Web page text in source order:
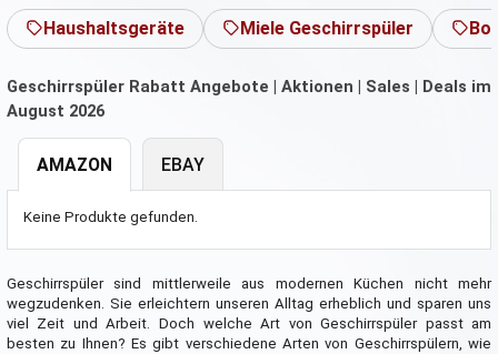
Haushaltsgeräte Miele Geschirrspüler
Geschirrspüler Rabatt Angebote | Aktionen | Sales | Deals im
August 2026
AMAZON
Keine Produkte gefunden.
EBAY
Geschirrspüler sind mittlerweile aus modernen Küchen nicht mehr
wegzudenken. Sie erleichtern unseren Alltag erheblich und sparen uns
viel Zeit und Arbeit. Doch welche Art von Geschirrspüler passt am
besten zu Ihnen? Es gibt verschiedene Arten von Geschirrspülern, wie